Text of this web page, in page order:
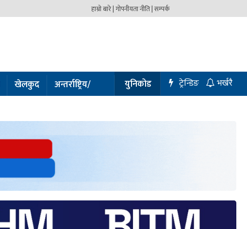
हाम्रो बारे |गोपनीयता नीति |सम्पर्क
खेलकुद
अन्तर्राष्ट्रिय/
प्रबास
युनिकोड भर्खरै
ट्रेन्डिङ